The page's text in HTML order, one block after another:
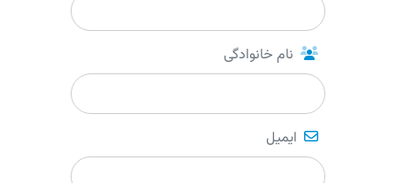
نام خانوادگی
ایمیل